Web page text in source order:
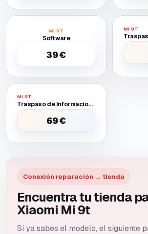
MI 9T
Software
39 €
MI 9T
MI 9T
Traspaso de Informacion Entre Dos Moviles Uno Requiere Batería O Pantalla Provisional para Encender
69 €
Conexión reparación → tienda
Encuentra tu tienda
Xiaomi Mi 9t
Si ya sabes el modelo, el siguiente